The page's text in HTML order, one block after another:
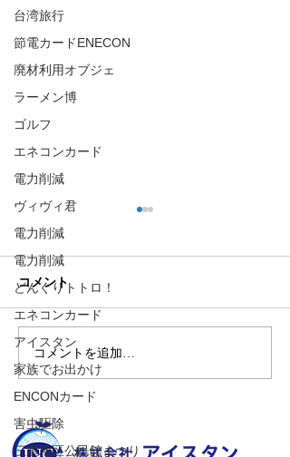
台湾旅行
節電カードENECON
廃材利用オブジェ
ラーメン博
ゴルフ
エネコンカード
電力削減
ヴィヴィ君
電力削減
電力削減
どんぐりトトロ！
エネコンカード
アイスタン
家族でお出かけ
ENCONカード
害虫駆除
三重地区公民館まつり
パッカー車デザインのミ
ンティア！
コメント
コメントを追加…